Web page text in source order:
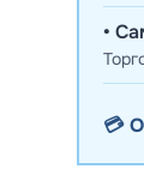
•
💳